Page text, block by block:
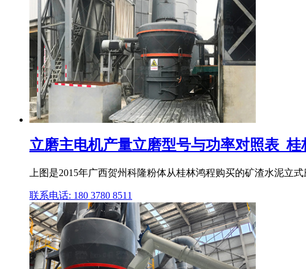
立磨主电机产量立磨型号与功率对照表_桂
上图是2015年广西贺州科隆粉体从桂林鸿程购买的矿渣水泥立
联系电话: 180 3780 8511